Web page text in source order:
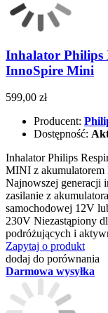
Inhalator Philips
InnoSpire Mini
599,00 zł
Producent:
Dostępność:
Inhalator Philips
MINI z
Najnowszej generacji
zasilanie z
samochodowej 12V
230V Niezastąpiony
podróżujących i
Zapytaj o produkt
dodaj do porównania
Darmowa wysyłka